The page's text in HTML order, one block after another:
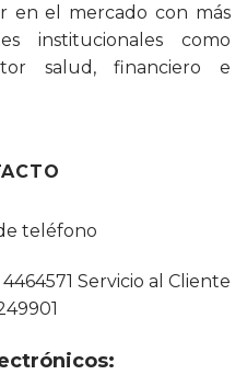
en el mercado con más
institucionales como
salud, financiero e
teléfono
Servicio al Cliente